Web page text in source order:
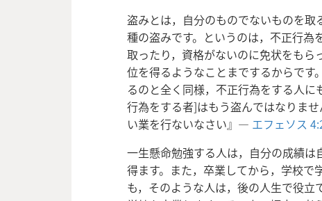
盗みとは，自分のものでないものを
種の盗みです。というのは，不正行為
取ったり，資格がないのに免状をも
位を得るようなことまでするからで
るのと全く同様，不正行為をする人
行為をする者]はもう盗んではなりま
い業を行ないなさい』― エフェソス
一生懸命勉強する人は，自分の成績
得ます。また，卒業してから，学校で
も，そのような人は，後の人生で役